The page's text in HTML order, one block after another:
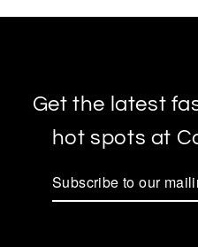
Get the latest
hot spots at